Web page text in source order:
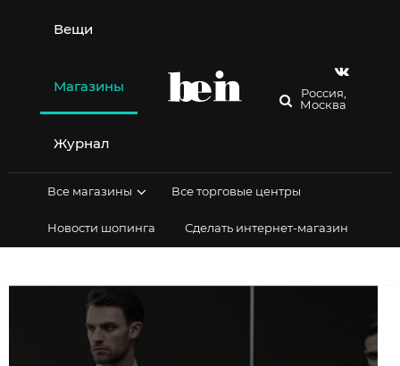
содержимому
Вещи
Магазины
Журнал
Россия,
Москва
Все магазины Все торговые центры
Новости шопинга Сделать интернет-магазин